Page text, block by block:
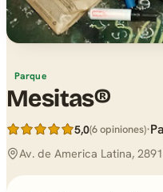
Parque
Mesitas®
5,0(6 opiniones)·
Av. de America Latina,